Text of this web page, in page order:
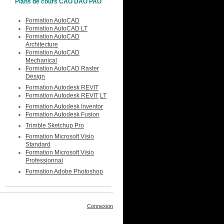
Plans de cours CAO DAO PAO
Formation AutoCAD
Formation AutoCAD LT
Formation AutoCAD
Architecture
Formation AutoCAD
Mechanical
Formation AutoCAD Raster
Design
Formation Autodesk REVIT
Formation Autodesk REVIT LT
Formation Autodesk Inventor
Formation Autodesk Fusion
Trimble Sketchup Pro
Formation Microsoft Visio
Standard
Formation Microsoft Visio
Professionnal
Formation Adobe Photoshop
Connexion